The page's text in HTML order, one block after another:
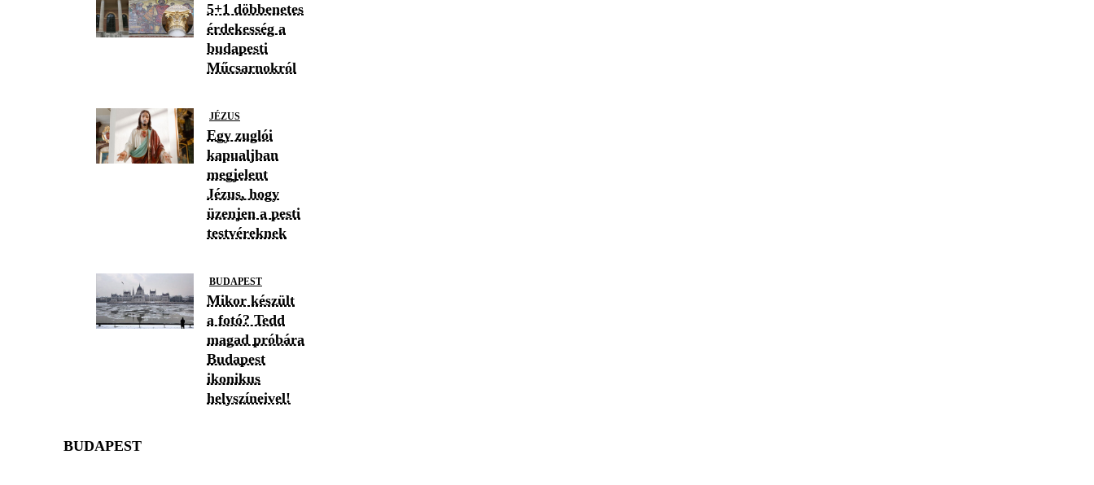
5+1 döbbenetes
érdekesség a
budapesti
Műcsarnokról
JÉZUS
Egy zuglói
kapualjban
megjelent
Jézus, hogy
üzenjen a pesti
testvéreknek
BUDAPEST
Mikor készült
a fotó? Tedd
magad próbára
Budapest
ikonikus
helyszíneivel!
BUDAPEST